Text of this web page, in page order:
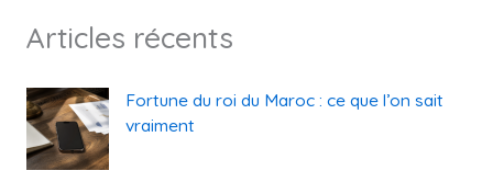
Articles récents
Fortune du roi du Maroc : ce que l’on sait
vraiment